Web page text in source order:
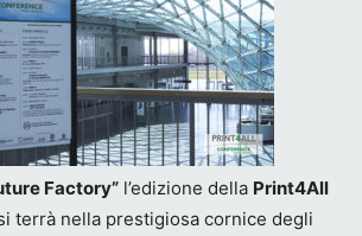
Factory” l’edizione della Print4All
terrà nella prestigiosa cornice degli